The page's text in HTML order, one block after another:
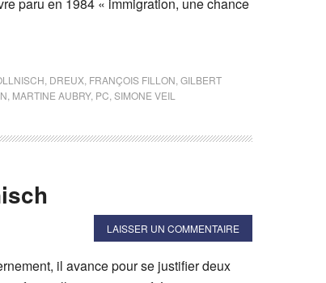
DREUX FRANÇOIS FILLON GILBERT
MARTINE AUBRY, PC SIMONE VEIL
LAISSER UN COMMENTAIRE
il avance pour se justifier deux